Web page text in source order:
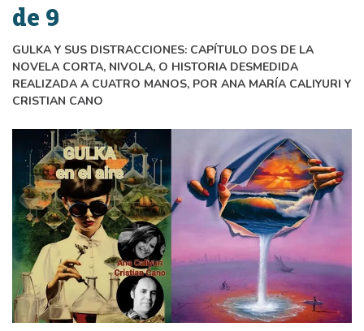
de 9
GULKA Y SUS DISTRACCIONES: CAPÍTULO DOS DE LA
NOVELA CORTA, NIVOLA, O HISTORIA DESMEDIDA
REALIZADA A CUATRO MANOS, POR ANA MARÍA CALIYURI Y
CRISTIAN CANO